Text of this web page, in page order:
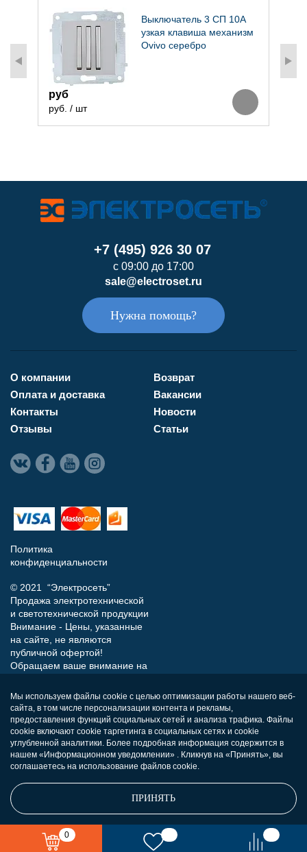
Выключатель 3 СП 10А
узкая клавиша механизм
Ovivo серебро
руб
руб. / шт
+7 (495) 926 30 07
с 09:00 до 17:00
sale@electroset.ru
Нужна помощь?
О компании
Оплата и доставка
Контакты
Отзывы
Возврат
Вакансии
Новости
Статьи
Политика
конфиденциальности
© 2021 “Электросеть”
Продажа электротехнической
и светотехнической продукции
Внимание - Цены, указанные
на сайте, не являются
публичной офертой!
Обращаем ваше внимание на
носит исключительно
информационный характер и
ни при каких условиях не
является публичной офертой,
определяемой положениями
Статьи 437 (п.2) Гражданского
кодекса РФ.
0
Мы используем файлы cookie с целью оптимизации работы нашего веб-
сайта, в том числе персонализации контента и рекламы,
предоставления функций социальных сетей и анализа трафика. Файлы
cookie включают cookie таргетинга в социальных сетях и cookie
углубленной аналитики. Более подробная информация содержится в
нашем «Информационном уведомлении» . Кликнув на «Принять», вы
соглашаетесь на использование файлов cookie.
ПРИНЯТЬ